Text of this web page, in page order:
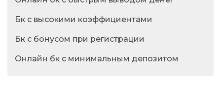
Бк с высокими коэффициентами
Бк с бонусом при регистрации
Онлайн бк с минимальным депозитом